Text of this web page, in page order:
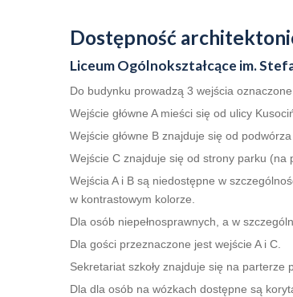
Dostępność
Liceum Ogólnokształcące im.
Do budynku prowadzą 3 wejścia oznaczone
Wejście główne A mieści się od ulicy
Wejście główne B znajduje się od podwórza
Wejście C znajduje się od strony parku (na
Wejścia A i B są niedostępne w
w kontrastowym kolorze.
Dla osób niepełnosprawnych, a w
Dla gości przeznaczone jest wejście A i C.
Sekretariat szkoły znajduje się na parterze
Dla dla osób na wózkach dostępne są